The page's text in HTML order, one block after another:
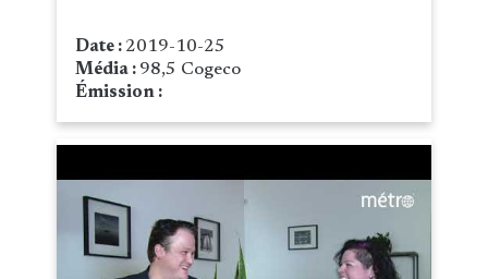
Date : 2019-10-25
Média : 98,5 Cogeco
Émission :